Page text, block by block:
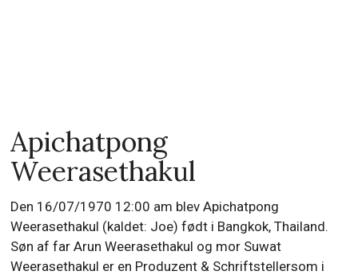
Apichatpong
Weerasethakul
Den 16/07/1970 12:00 am blev Apichatpong
Weerasethakul (kaldet: Joe) født i Bangkok, Thailand.
Søn af far Arun Weerasethakul og mor Suwat
Weerasethakul er en Produzent & Schriftstellersom i